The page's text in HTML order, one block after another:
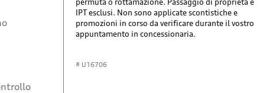
IPT esclusi. Non sono applicate scontistiche e
promozioni in corso da verificare durante il vostro
appuntamento in concessionaria.
# U16706